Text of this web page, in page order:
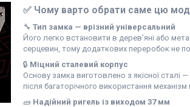
✅ Чому варто обрати саме цю
🔧 Тип замка — врізний універсальний
Його легко встановити в дерев’яні або
серцевин, тому додаткових переробок не
🔒 Міцний сталевий корпус
Основу замка виготовлено з якісної сталі
після багаторічного використання
🧱 Надійний ригель із виходом 37 мм